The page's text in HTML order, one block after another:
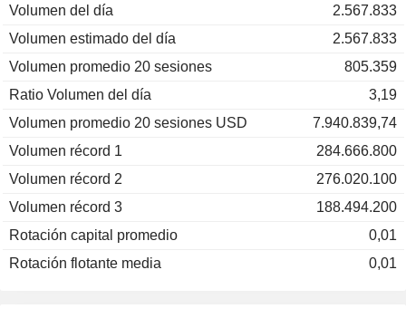
Volumen del día
2.567.833
Volumen estimado del día
2.567.833
Volumen promedio 20 sesiones
805.359
Ratio Volumen del día
3,19
Volumen promedio 20 sesiones USD
7.940.839,74
Volumen récord 1
284.666.800
Volumen récord 2
276.020.100
Volumen récord 3
188.494.200
Rotación capital promedio
0,01
Rotación flotante media
0,01